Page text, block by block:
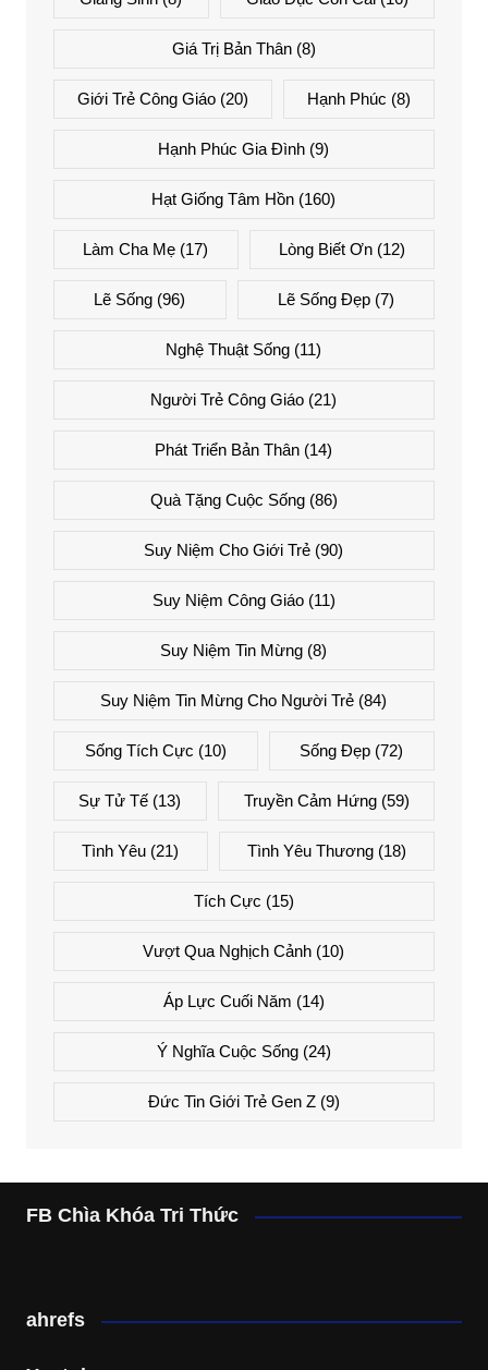
Giá Trị Bản Thân(8)
Giới Trẻ Công Giáo(20) Hạnh Phúc (8)
Hạnh Phúc Gia Đình (9)
Hạt Giống Tâm Hồn (160)
Làm Cha Mẹ (17) Lòng Biết Ơn(12)
Lẽ Sống (96) Lẽ Sống Đẹp(7)
Nghệ Thuật Sống (11)
Người Trẻ Công Giáo (21)
Phát Triển Bản Thân (14)
Quà Tặng Cuộc Sống(86)
Suy Niệm Cho Giới Trẻ (90)
Suy Niệm Công Giáo(11)
Suy Niệm Tin Mừng (8)
Suy Niệm Tin Mừng Cho Người Trẻ (84)
Sống Tích Cực (10) Sống Đẹp (72)
Sự Tử Tế (13) Truyền Cảm Hứng(59)
Tình Yêu (21) Tình Yêu Thương(18)
Tích Cực (15)
Vượt Qua Nghịch Cảnh (10)
Áp Lực Cuối Năm (14)
Ý Nghĩa Cuộc Sống(24)
Đức Tin Giới Trẻ Gen Z(9)
FB Chìa Khóa Tri Thức
ahrefs